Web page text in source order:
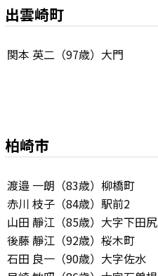
出雲崎町
関本 英二（97歳）大門
柏崎市
渡邉 一朗（83歳）柳橋町
赤川 枝子（84歳）駅前2
山田 靜江（85歳）大字下田尻
後藤 靜江（92歳）桜木町
石田 良一（90歳）大字佐水